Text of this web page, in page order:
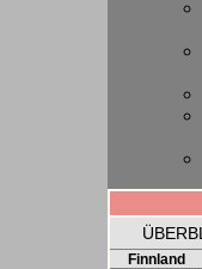
Finnland